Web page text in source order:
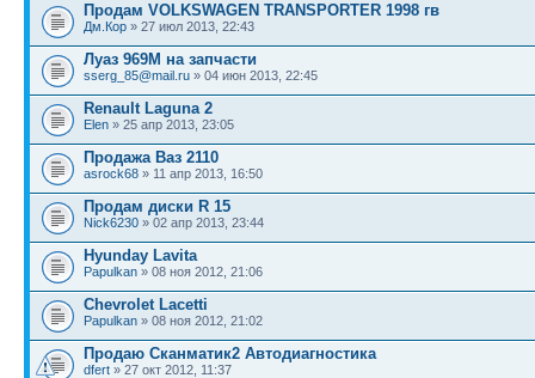
Продам VOLKSWAGEN TRANSPORTER 1998 гв
Дм.Кор » 27 июл 2013, 22:43
Луаз 969М на запчасти
sserg_85@mail.ru » 04 июн 2013, 22:45
Renault Laguna 2
Elen » 25 апр 2013, 23:05
Продажа Ваз 2110
asrock68 » 11 апр 2013, 16:50
Продам диски R 15
Nick6230 » 02 апр 2013, 23:44
Hyunday Lavita
Papulkan » 08 ноя 2012, 21:06
Chevrolet Lacetti
Papulkan » 08 ноя 2012, 21:02
Продаю Сканматик2 Автодиагностика
dfert » 27 окт 2012, 11:37